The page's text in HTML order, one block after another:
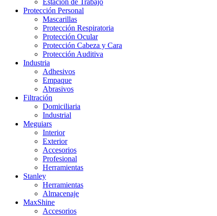
Estación de Trabajo
Protección Personal
Mascarillas
Protección Respiratoria
Protección Ocular
Protección Cabeza y Cara
Protección Auditiva
Industria
Adhesivos
Empaque
Abrasivos
Filtración
Domiciliaria
Industrial
Meguiars
Interior
Exterior
Accesorios
Profesional
Herramientas
Stanley
Herramientas
Almacenaje
MaxShine
Accesorios